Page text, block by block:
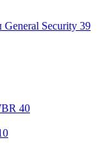
Security 39
40